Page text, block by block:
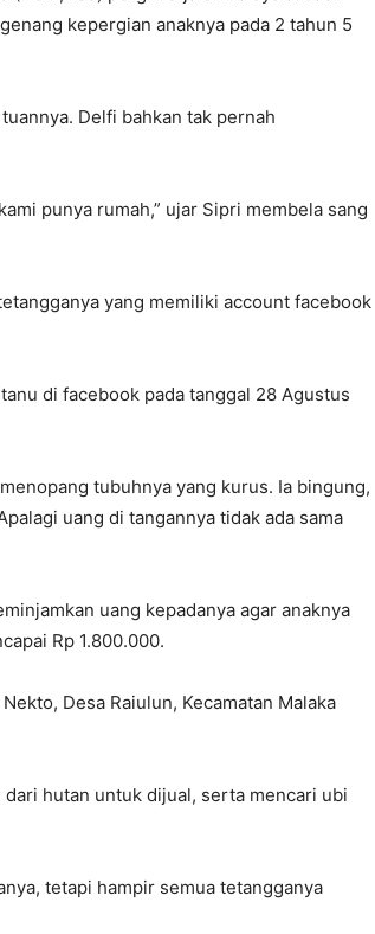
kepergian anaknya pada 2 tahun 5
Delfi bahkan tak pernah
punya rumah,” ujar Sipri membela sang
yang memiliki account facebook
di facebook pada tanggal 28 Agustus
tubuhnya yang kurus. Ia bingung,
uang di tangannya tidak ada sama
uang kepadanya agar anaknya
Rp 1.800.000.
Desa Raiulun, Kecamatan Malaka
hutan untuk dijual, serta mencari ubi
tetapi hampir semua tetangganya